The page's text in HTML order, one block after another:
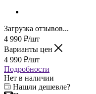
Загрузка отзывов...
4 990 ₽/шт
Варианты цен
4 990 ₽/шт
Подробности
Нет в наличии
Нашли дешевле?